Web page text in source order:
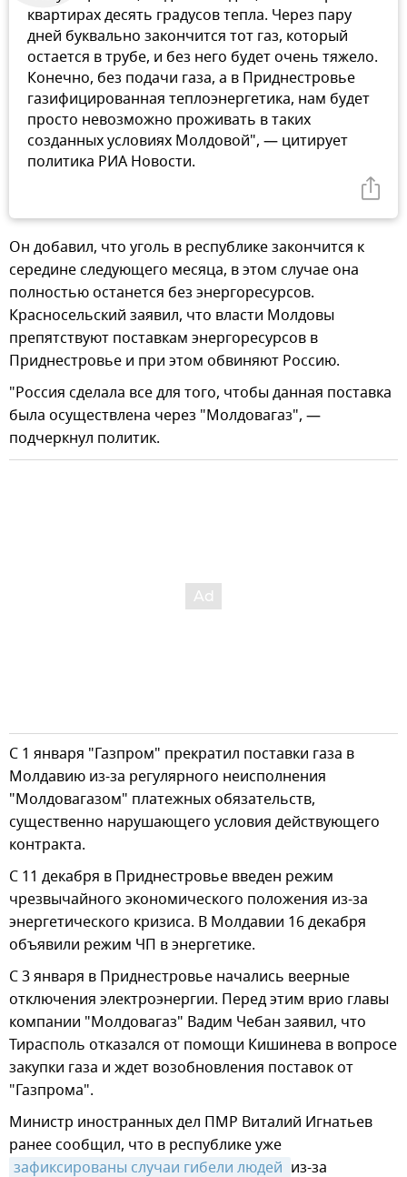
квартирах десять градусов тепла. Через пару
дней буквально закончится тот газ, который
остается в трубе, и без него будет очень тяжело.
Конечно, без подачи газа, а в Приднестровье
газифицированная теплоэнергетика, нам будет
просто невозможно проживать в таких
созданных условиях Молдовой", — цитирует
политика РИА Новости.
Он добавил, что уголь в республике закончится к
середине следующего месяца, в этом случае она
полностью останется без энергоресурсов.
Красносельский заявил, что власти Молдовы
препятствуют поставкам энергоресурсов в
Приднестровье и при этом обвиняют Россию.
"Россия сделала все для того, чтобы данная поставка
была осуществлена через "Молдовагаз", —
подчеркнул политик.
С 1 января "Газпром" прекратил поставки газа в
Молдавию из-за регулярного неисполнения
"Молдовагазом" платежных обязательств,
существенно нарушающего условия действующего
контракта.
С 11 декабря в Приднестровье введен режим
чрезвычайного экономического положения из-за
энергетического кризиса. В Молдавии 16 декабря
объявили режим ЧП в энергетике.
С 3 января в Приднестровье начались веерные
отключения электроэнергии. Перед этим врио главы
компании "Молдовагаз" Вадим Чебан заявил, что
Тирасполь отказался от помощи Кишинева в вопросе
закупки газа и ждет возобновления поставок от
"Газпрома".
Министр иностранных дел ПМР Виталий Игнатьев
ранее сообщил, что в республике уже
зафиксированы случаи гибели людей из-за